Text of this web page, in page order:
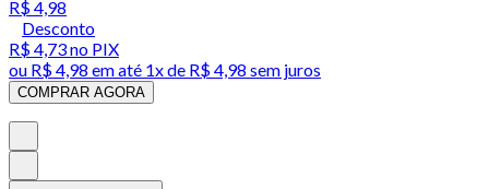
R$ 4,98
Desconto
R$ 4,73no PIX
ou R$ 4,98 em até 1x de R$ 4,98 sem juros
COMPRAR AGORA